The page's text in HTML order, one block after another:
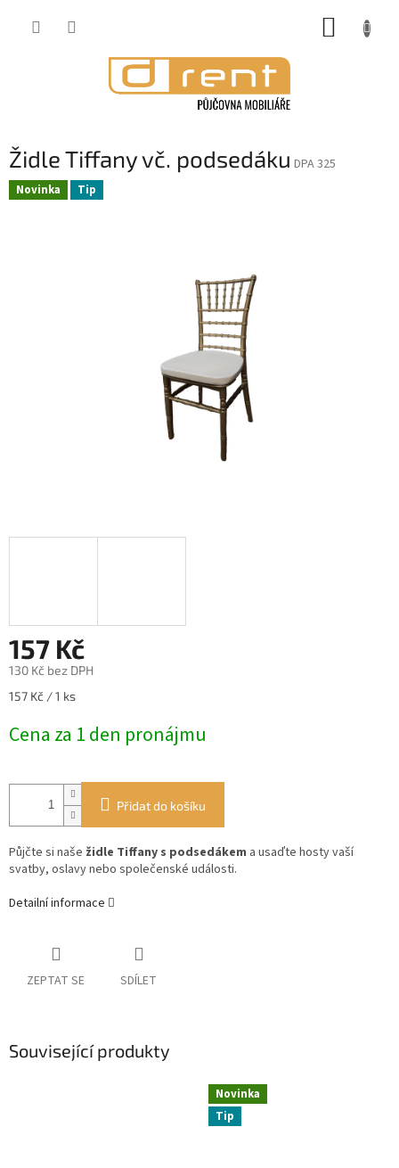
Židle Tiffany vč. podsedáku DPA 325
Novinka Tip
157 Kč
130 Kč bez DPH
Měrná
157 Kč / 1 ks
Cena za 1 den pronájmu
Přidat do košíku
Půjčte si naše židle Tiffany s podsedákem a usaďte hosty vaší
svatby, oslavy nebo společenské události.
Detailní informace
ZEPTAT SE SDÍLET
Související produkty
Novinka
Tip